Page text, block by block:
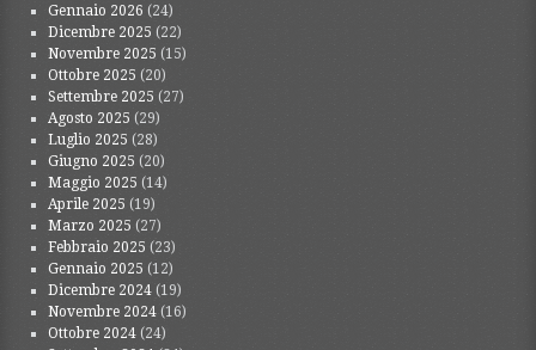
Gennaio 2026 (24)
Dicembre 2025 (22)
Novembre 2025 (15)
Ottobre 2025 (20)
Settembre 2025 (27)
Agosto 2025 (29)
Luglio 2025 (28)
Giugno 2025 (20)
Maggio 2025 (14)
Aprile 2025 (19)
Marzo 2025 (27)
Febbraio 2025 (23)
Gennaio 2025 (12)
Dicembre 2024 (19)
Novembre 2024 (16)
Ottobre 2024 (24)